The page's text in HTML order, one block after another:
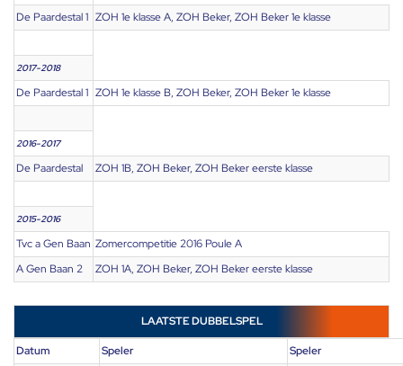
De Paardestal 1 ZOH 1e klasse A, ZOH Beker, ZOH Beker 1e klasse
2017-2018
De Paardestal 1 ZOH 1e klasse B, ZOH Beker, ZOH Beker 1e klasse
2016-2017
De Paardestal ZOH 1B, ZOH Beker, ZOH Beker eerste klasse
2015-2016
Tvc a Gen Baan Zomercompetitie 2016 Poule A
A Gen Baan 2
ZOH 1A, ZOH Beker, ZOH Beker eerste klasse
LAATSTE DUBBELSPEL
Datum Speler
Speler